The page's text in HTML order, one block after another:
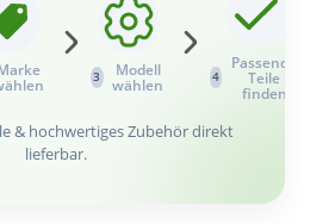
3
Modell
wählen
4
Passende
Teile
finden
& hochwertiges Zubehör direkt
lieferbar.